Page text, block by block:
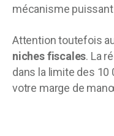
mécanisme
Attention toutefois
niches fiscales. La
dans la limite des 10
votre marge de